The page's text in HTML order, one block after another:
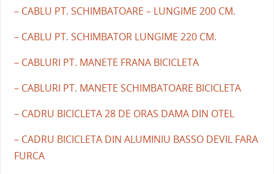
– CABLU PT. SCHIMBATOARE – LUNGIME 200 CM.
– CABLU PT. SCHIMBATOR LUNGIME 220 CM.
– CABLURI PT. MANETE FRANA BICICLETA
– CABLURI PT. MANETE SCHIMBATOARE BICICLETA
– CADRU BICICLETA 28 DE ORAS DAMA DIN OTEL
– CADRU BICICLETA DIN ALUMINIU BASSO DEVIL FARA
FURCA